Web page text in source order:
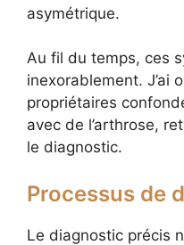
asymétrique.
Au fil du temps, ces
inexorablement. J’ai
propriétaires
avec de l’arthrose,
le diagnostic.
Processus de
Le diagnostic précis